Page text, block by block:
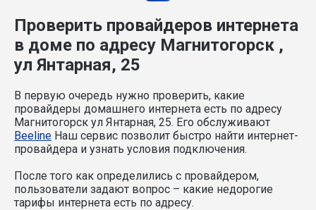
Проверить провайдеров интернета
в доме по адресу Магнитогорск ,
ул Янтарная, 25
В первую очередь нужно проверить, какие
провайдеры домашнего интернета есть по адресу
Магнитогорск ул Янтарная, 25. Его обслуживают
Beeline Наш сервис позволит быстро найти интернет-
провайдера и узнать условия подключения.
После того как определились с провайдером,
пользователи задают вопрос – какие недорогие
тарифы интернета есть по адресу.